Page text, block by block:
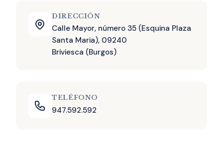
DIRECCIÓN
Calle Mayor, número 35 (Esquina Plaza
Santa Maria), 09240
Briviesca (Burgos)
TELÉFONO
947.592.592